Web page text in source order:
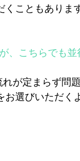
こともあります
、こちらでも
が定まらず
選びいただく